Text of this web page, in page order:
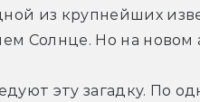
из крупнейших
Солнце. Но на новом
эту загадку. По